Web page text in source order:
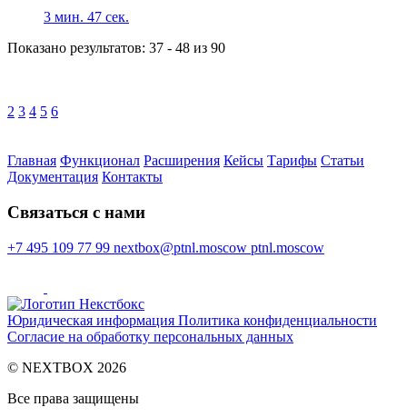
3 мин. 47 сек.
Показано результатов: 37 - 48 из 90
2 3 4 5 6
Главная Функционал Расширения Кейсы Тарифы Статьи
Документация Контакты
Cвязаться с нами
+7 495 109 77 99 nextbox@ptnl.moscow ptnl.moscow
Юридическая информация Политика конфиденциальности
Согласие на обработку персональных данных
© NEXTBOX 2026
Все права защищены